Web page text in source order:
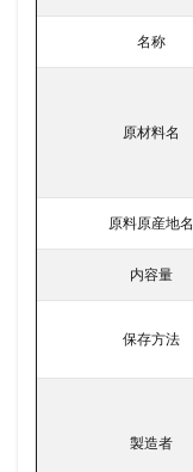
名称
原材料名
原料原産地名
内容量
保存方法
製造者